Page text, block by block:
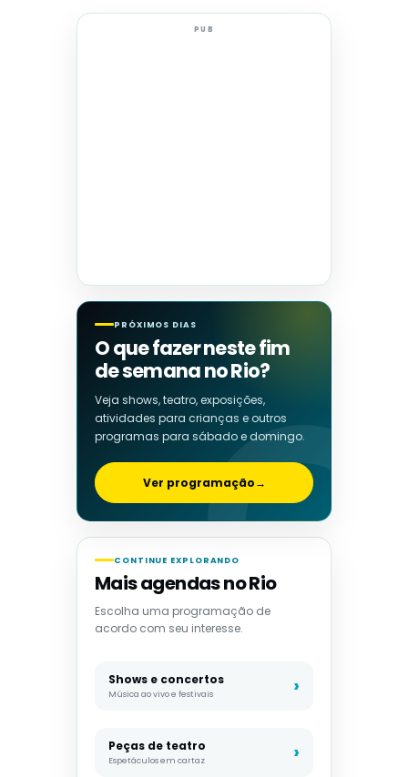
PUB
PRÓXIMOS DIAS
O que fazer neste fim
de semana no Rio?
Veja shows, teatro, exposições,
atividades para crianças e outros
programas para sábado e domingo.
Ver programação→
CONTINUE EXPLORANDO
Mais agendas no Rio
Escolha uma programação de
acordo com seu interesse.
Shows e concertos
Música ao vivo e festivais
Peças de teatro
Espetáculos em cartaz